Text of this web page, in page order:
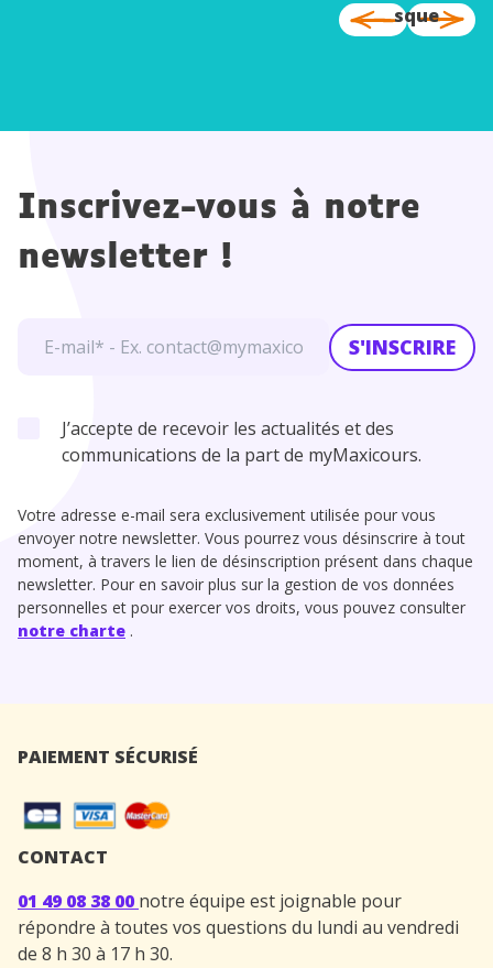
sque
Inscrivez-vous à notre
newsletter !
S'INSCRIRE
J’accepte de recevoir les actualités et des
communications de la part de myMaxicours.
Votre adresse e-mail sera exclusivement utilisée pour vous
envoyer notre newsletter. Vous pourrez vous désinscrire à tout
moment, à travers le lien de désinscription présent dans chaque
newsletter. Pour en savoir plus sur la gestion de vos données
personnelles et pour exercer vos droits, vous pouvez consulter
notre charte .
PAIEMENT SÉCURISÉ
CONTACT
01 49 08 38 00 notre équipe est joignable pour
répondre à toutes vos questions du lundi au vendredi
de 8 h 30 à 17 h 30.